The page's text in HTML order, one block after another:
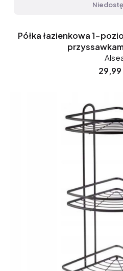
Półka łazienkowa 1-
Cena
29,99